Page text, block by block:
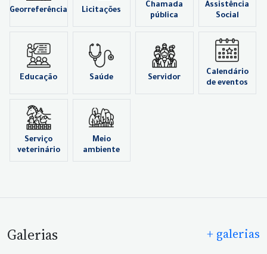
Georreferência Licitações
Chamada
pública
Assistência
Social
Educação Saúde Servidor
Calendário
de eventos
Serviço
veterinário
Meio
ambiente
Galerias + galerias